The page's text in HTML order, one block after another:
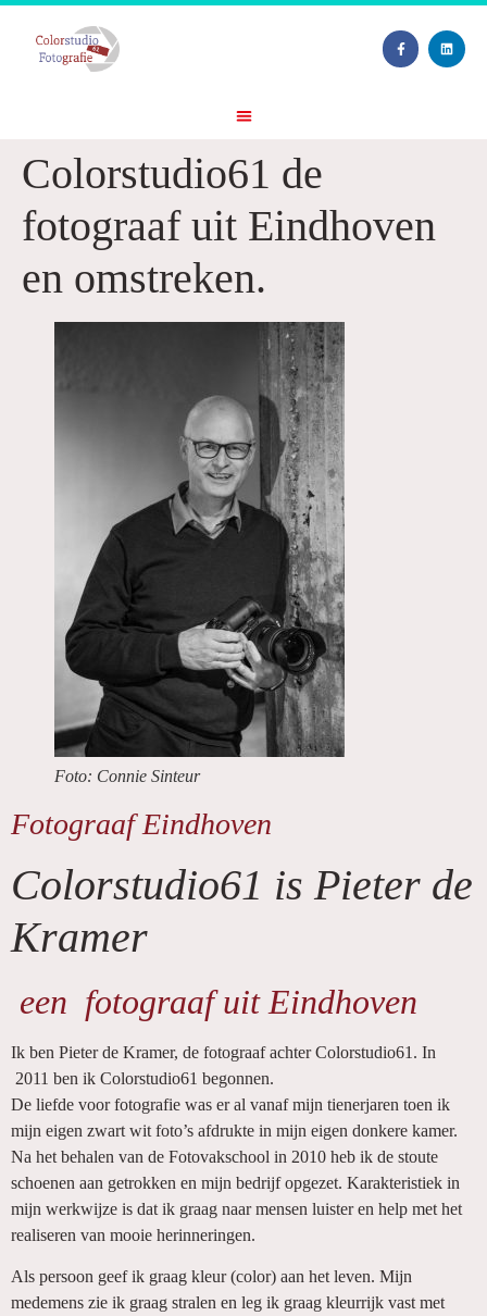
Colorstudio61 de
fotograaf uit Eindhoven
en omstreken.
Foto: Connie Sinteur
Fotograaf Eindhoven
Colorstudio61 is Pieter de
Kramer
een fotograaf uit Eindhoven
Ik ben Pieter de Kramer, de fotograaf achter Colorstudio61. In
2011 ben ik Colorstudio61 begonnen.
De liefde voor fotografie was er al vanaf mijn tienerjaren toen ik
mijn eigen zwart wit foto’s afdrukte in mijn eigen donkere kamer.
Na het behalen van de Fotovakschool in 2010 heb ik de stoute
schoenen aan getrokken en mijn bedrijf opgezet. Karakteristiek in
mijn werkwijze is dat ik graag naar mensen luister en help met het
realiseren van mooie herinneringen.
Als persoon geef ik graag kleur (color) aan het leven. Mijn
medemens zie ik graag stralen en leg ik graag kleurrijk vast met